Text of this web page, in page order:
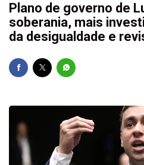
Plano de governo de
soberania, mais
da desigualdade e